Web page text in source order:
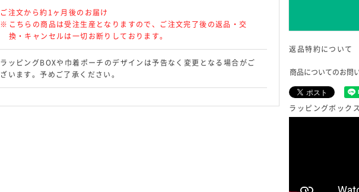
ご注文から約1ヶ月後のお届け
こちらの商品は受注生産となりますので、ご注文完了後の返品・交
換・キャンセルは一切お断りしております。
ラッピングBOXや巾着ポーチのデザインは予告なく変更となる場合がご
ざいます。予めご了承ください。
返品特約について
商品についてのお問
ラッピングボック